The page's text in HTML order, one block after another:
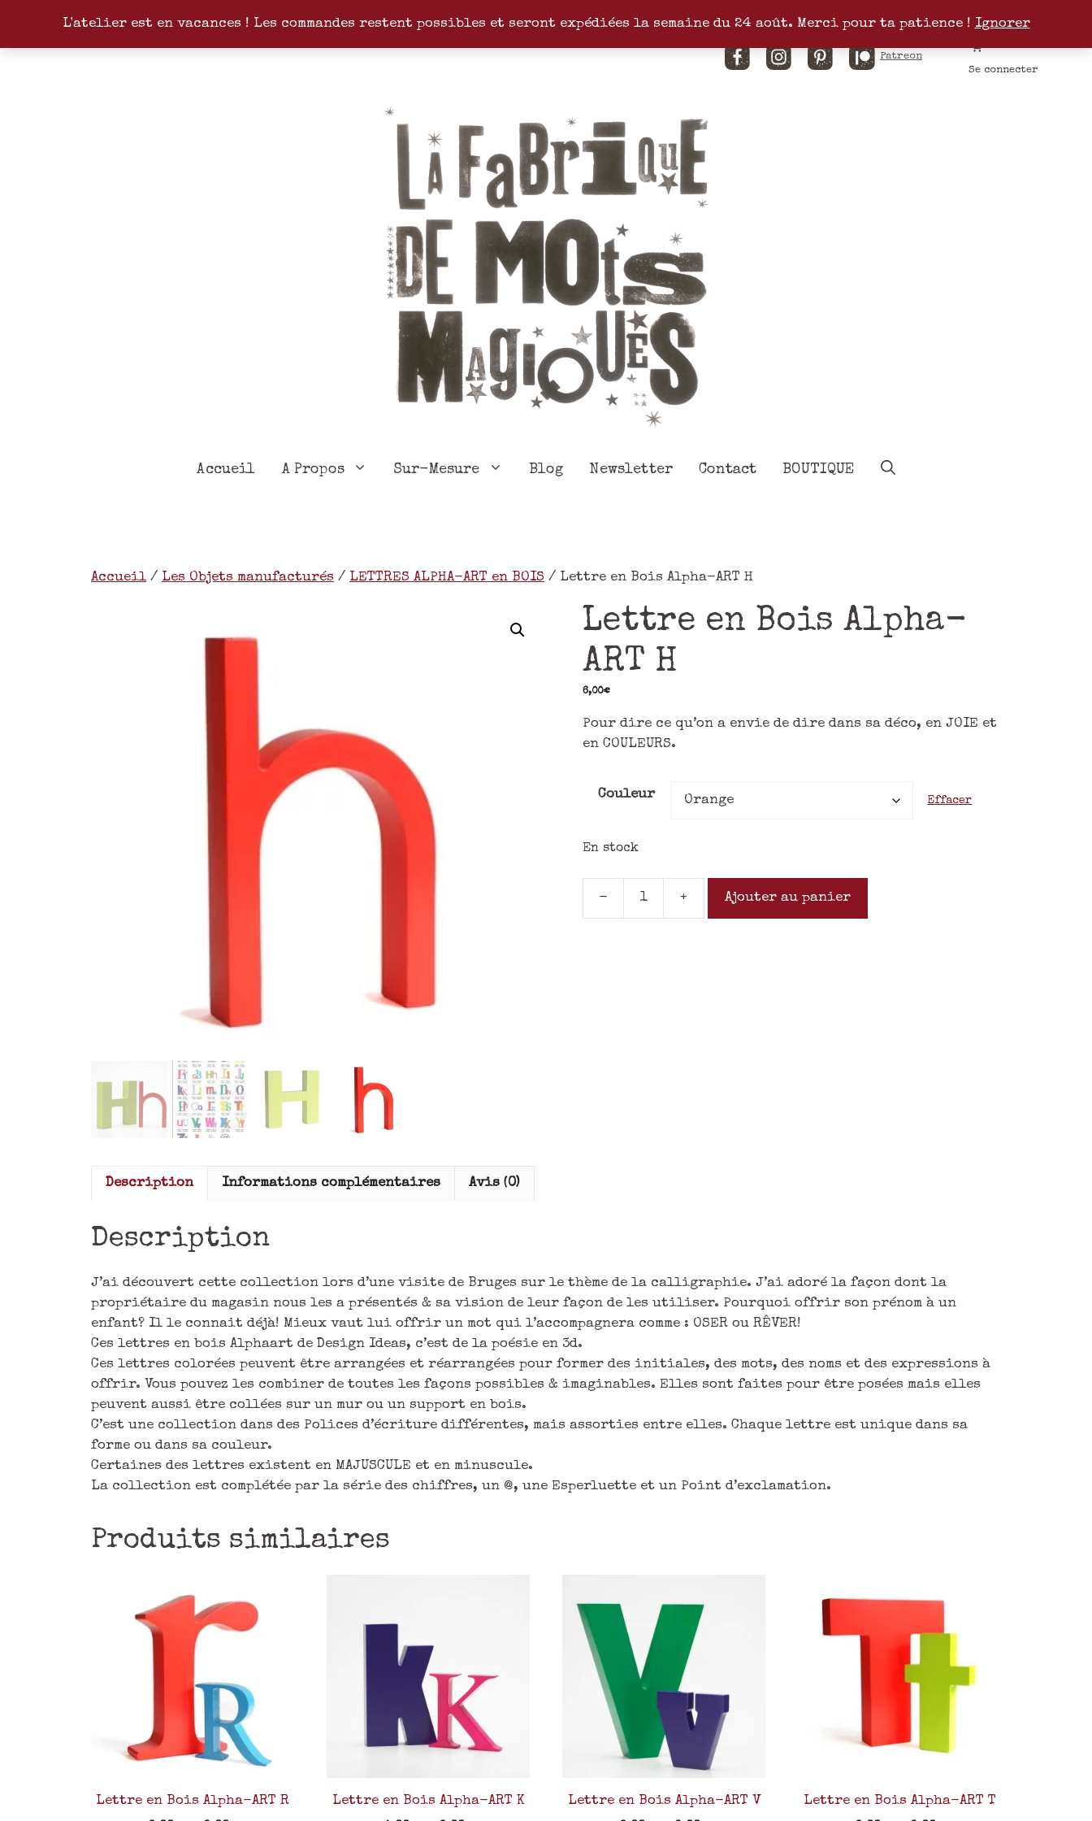
L'atelier est en vacances ! Les commandes restent possibles et seront expédiées la semaine du 24 août. Merci pour ta patience ! Ignorer
FacebookInstagramPinterestPatreon
Se connecter
Accueil A Propos Sur-Mesure Blog Newsletter Contact BOUTIQUE
Accueil/ Les Objets manufacturés / LETTRES ALPHA-ART en BOIS / Lettre en Bois Alpha-ART H
Lettre en Bois Alpha-
ART H
6,00€
Pour dire ce qu’on a envie de dire dans sa déco, en JOIE et
en COULEURS.
Couleur Effacer
En stock
- + Ajouter au panier
Description Informations complémentaires Avis (0)
Description
J’ai découvert cette collection lors d’une visite de Bruges sur le thème de la calligraphie. J’ai adoré la façon dont la
propriétaire du magasin nous les a présentés & sa vision de leur façon de les utiliser. Pourquoi offrir son prénom à un
enfant? Il le connait déjà! Mieux vaut lui offrir un mot qui l’accompagnera comme : OSER ou RÊVER!
Ces lettres en bois Alphaart de Design Ideas, c’est de la poésie en 3d.
Ces lettres colorées peuvent être arrangées et réarrangées pour former des initiales, des mots, des noms et des expressions à
offrir. Vous pouvez les combiner de toutes les façons possibles & imaginables. Elles sont faites pour être posées mais elles
peuvent aussi être collées sur un mur ou un support en bois.
C’est une collection dans des Polices d’écriture différentes, mais assorties entre elles. Chaque lettre est unique dans sa
forme ou dans sa couleur.
Certaines des lettres existent en MAJUSCULE et en minuscule.
La collection est complétée par la série des chiffres, un @, une Esperluette et un Point d’exclamation.
Produits similaires
Lettre en Bois Alpha-ART R Lettre en Bois Alpha-ART K Lettre en Bois Alpha-ART V Lettre en Bois Alpha-ART T